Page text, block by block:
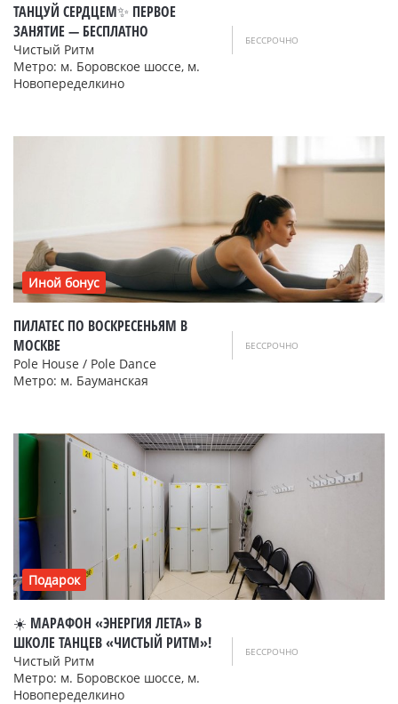
ТАНЦУЙ СЕРДЦЕМ✨ ПЕРВОЕ
ЗАНЯТИЕ — БЕСПЛАТНО
Чистый Ритм
Метро: м. Боровское шоссе, м.
Новопеределкино
БЕССРОЧНО
Иной бонус
ПИЛАТЕС ПО ВОСКРЕСЕНЬЯМ В
МОСКВЕ
Pole House / Pole Dance
Метро: м. Бауманская
БЕССРОЧНО
Подарок
☀️ МАРАФОН «ЭНЕРГИЯ ЛЕТА» В
ШКОЛЕ ТАНЦЕВ «ЧИСТЫЙ РИТМ»!
Чистый Ритм
Метро: м. Боровское шоссе, м.
Новопеределкино
БЕССРОЧНО